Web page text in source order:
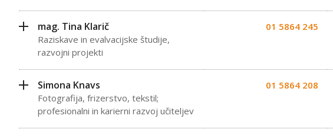
mag. Tina Klarič
Raziskave in evalvacijske študije,
razvojni projekti
01 5864 245
Simona Knavs
Fotografija, frizerstvo, tekstil;
profesionalni in karierni razvoj učiteljev
01 5864 208